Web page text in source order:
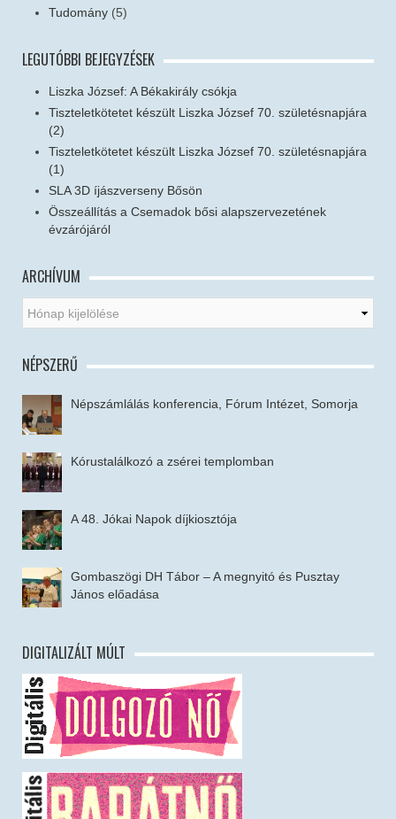
Tudomány (5)
LEGUTÓBBI BEJEGYZÉSEK
Liszka József: A Békakirály csókja
Tiszteletkötetet készült Liszka József 70. születésnapjára
(2)
Tiszteletkötetet készült Liszka József 70. születésnapjára
(1)
SLA 3D íjászverseny Bősön
Összeállítás a Csemadok bősi alapszervezetének
évzárójáról
ARCHÍVUM
NÉPSZERŰ
Népszámlálás konferencia, Fórum Intézet, Somorja
Kórustalálkozó a zsérei templomban
A 48. Jókai Napok díjkiosztója
Gombaszögi DH Tábor – A megnyitó és Pusztay
János előadása
DIGITALIZÁLT MÚLT